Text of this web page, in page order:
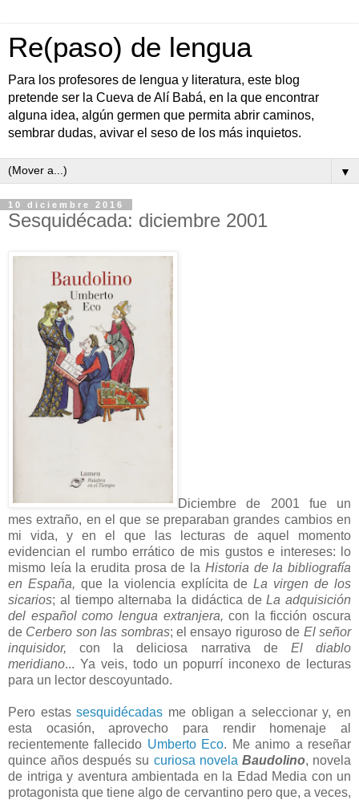
Re(paso) de lengua
Para los profesores de lengua y literatura, este blog
pretende ser la Cueva de Alí Babá, en la que encontrar
alguna idea, algún germen que permita abrir caminos,
sembrar dudas, avivar el seso de los más inquietos.
▼
10 diciembre 2016
Sesquidécada: diciembre 2001
Diciembre de 2001 fue un
mes extraño, en el que se preparaban grandes cambios en
mi vida, y en el que las lecturas de aquel momento
evidencian el rumbo errático de mis gustos e intereses: lo
mismo leía la erudita prosa de la Historia de la bibliografía
en España, que la violencia explícita deLa virgen de los
sicarios; al tiempo alternaba la didáctica deLa adquisición
del español como lengua extranjera, con la ficción oscura
de Cerbero son las sombras; el ensayo riguroso de El señor
inquisidor, con la deliciosa narrativa de El diablo
meridiano... Ya veis, todo un popurrí inconexo de lecturas
para un lector descoyuntado.
Pero estassesquidécadas me obligan a seleccionar y, en
esta ocasión, aprovecho para rendir homenaje al
recientemente fallecido Umberto Eco. Me animo a reseñar
quince años después su curiosa novela Baudolino, novela
de intriga y aventura ambientada en la Edad Media con un
protagonista que tiene algo de cervantino pero que, a veces,